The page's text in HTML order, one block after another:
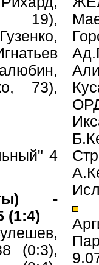
19),
73),
4
-
(1:4)
(0:3),